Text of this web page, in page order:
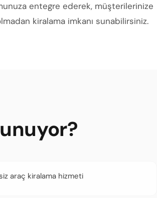
entegre ederek, müşterilerinize
kiralama imkanı sunabilirsiniz.
araç kiralama hizmeti